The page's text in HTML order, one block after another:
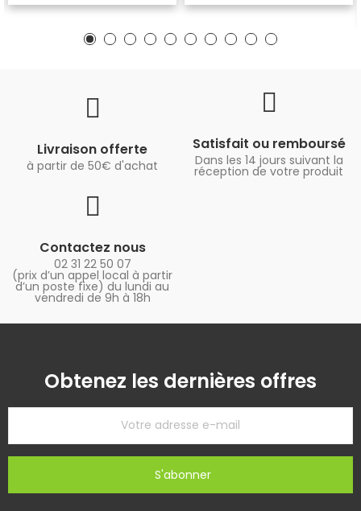
Livraison offerte
à partir de 50€ d'achat
Satisfait ou remboursé
Dans les 14 jours suivant la
réception de votre produit
Contactez nous
02 31 22 50 07
(prix d’un appel local à partir
d’un poste fixe) du lundi au
vendredi de 9h à 18h
Obtenez les dernières offres
S'abonner